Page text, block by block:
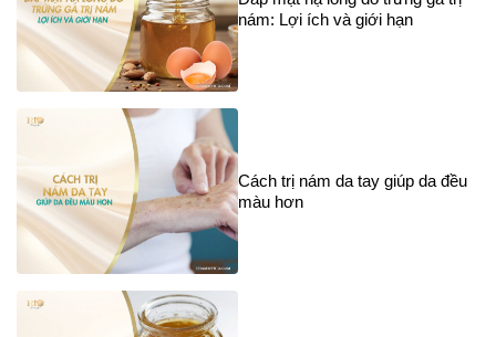
nám: Lợi ích và giới hạn
Cách trị nám da tay giúp da đều
màu hơn